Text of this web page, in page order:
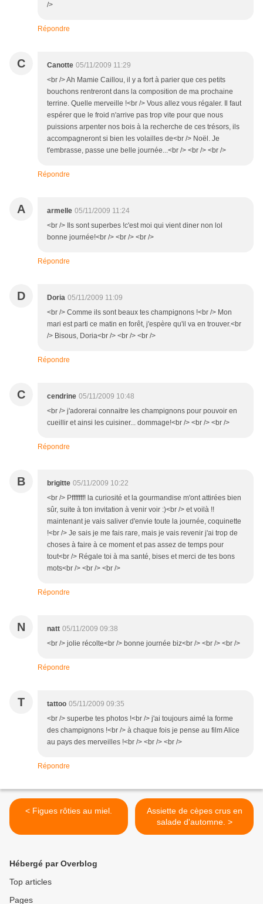
/>
Répondre
C Canotte 05/11/2009 11:29
<br /> Ah Mamie Caillou, il y a fort à parier que ces petits
bouchons rentreront dans la composition de ma prochaine
terrine. Quelle merveille !<br /> Vous allez vous régaler. Il faut
espérer que le froid n'arrive pas trop vite pour que nous
puissions arpenter nos bois à la recherche de ces trésors, ils
accompagneront si bien les volailles de<br /> Noël. Je
t'embrasse, passe une belle journée...<br /> <br /> <br />
Répondre
A armelle 05/11/2009 11:24
<br /> Ils sont superbes !c'est moi qui vient diner non lol
bonne journée!<br /> <br /> <br />
Répondre
D Doria 05/11/2009 11:09
<br /> Comme ils sont beaux tes champignons !<br /> Mon
mari est parti ce matin en forêt, j'espère qu'il va en trouver.<br
/> Bisous, Doria<br /> <br /> <br />
Répondre
C cendrine 05/11/2009 10:48
<br /> j'adorerai connaitre les champignons pour pouvoir en
cueillir et ainsi les cuisiner... dommage!<br /> <br /> <br />
Répondre
B brigitte 05/11/2009 10:22
<br /> Pfffffff! la curiosité et la gourmandise m'ont attirées bien
sûr, suite à ton invitation à venir voir :)<br /> et voilà !!
maintenant je vais saliver d'envie toute la journée, coquinette
!<br /> Je sais je me fais rare, mais je vais revenir j'ai trop de
choses à faire à ce moment et pas assez de temps pour
tout<br /> Régale toi à ma santé, bises et merci de tes bons
mots<br /> <br /> <br />
Répondre
N natt 05/11/2009 09:38
<br /> jolie récolte<br /> bonne journée biz<br /> <br /> <br />
Répondre
T tattoo 05/11/2009 09:35
<br /> superbe tes photos !<br /> j'ai toujours aimé la forme
des champignons !<br /> à chaque fois je pense au film Alice
au pays des merveilles !<br /> <br /> <br />
Répondre
< Figues rôties au miel.
Assiette de cèpes crus en
salade d'automne. >
Hébergé par Overblog
Top articles
Pages